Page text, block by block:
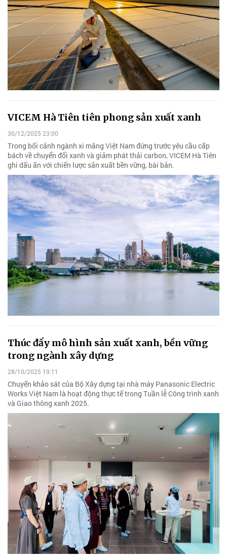
VICEM Hà Tiên tiên phong sản xuất xanh
30/12/2025 23:00
Trong bối cảnh ngành xi măng Việt Nam đứng trước yêu cầu cấp
bách về chuyển đổi xanh và giảm phát thải carbon, VICEM Hà Tiên
ghi dấu ấn với chiến lược sản xuất bền vững, bài bản.
Thúc đẩy mô hình sản xuất xanh, bền vững
trong ngành xây dựng
28/10/2025 19:11
Chuyến khảo sát của Bộ Xây dựng tại nhà máy Panasonic Electric
Works Việt Nam là hoạt động thực tế trong Tuần lễ Công trình xanh
và Giao thông xanh 2025.